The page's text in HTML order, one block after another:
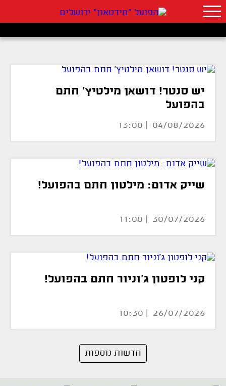
יש סנטר! דושאן מילטיץ' חתם
בהפועל
04/08/2026 | 13:00
שייק אדום: מילטון חתם בהפועל!
30/07/2026 | 11:00
קני לופטון ג'וניור חתם בהפועל!
26/07/2026 | 10:30
חדשות נוספות